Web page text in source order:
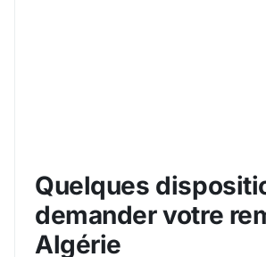
Quelques
demander votre
Algérie